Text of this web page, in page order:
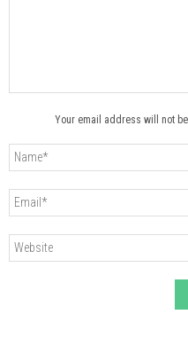
Your email address will not